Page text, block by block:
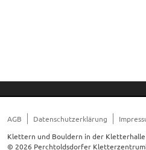
AGB Datenschutzerklärung
Klettern und Bouldern in der
© 2026 Perchtoldsdorfer